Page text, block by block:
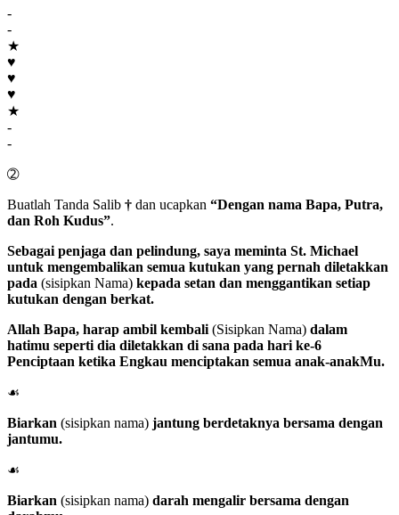
-
-
★
♥
♥
♥
★
-
-
➁
Buatlah Tanda Salib † dan ucapkan “Dengan nama Bapa, Putra,
dan Roh Kudus”.
Sebagai penjaga dan pelindung, saya meminta St. Michael
untuk mengembalikan semua kutukan yang pernah diletakkan
pada (sisipkan Nama) kepada setan dan menggantikan setiap
kutukan dengan berkat.
Allah Bapa, harap ambil kembali (Sisipkan Nama) dalam
hatimu seperti dia diletakkan di sana pada hari ke-6
Penciptaan ketika Engkau menciptakan semua anak-anakMu.
☙
Biarkan (sisipkan nama) jantung berdetaknya bersama dengan
jantumu.
☙
Biarkan (sisipkan nama) darah mengalir bersama dengan